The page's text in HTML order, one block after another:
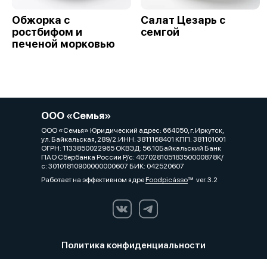
Обжорка с
ростбифом и
печеной морковью
Салат Цезарь с
семгой
ООО «Семья»
ООО «Семья» Юридический адрес: 664050, г. Иркутск,
ул. Байкальская, 289/2.ИНН: 3811168401 КПП: 381101001
ОГРН: 1133850022965 ОКВЭД: 56.10Байкальский Банк
ПАО Сбербанка России Р/с: 40702810518350000878К/
с: 30101810900000000607 БИК: 042520607
Работает на эффективном ядреFoodpicássover. 3.2
Политика конфиденциальности